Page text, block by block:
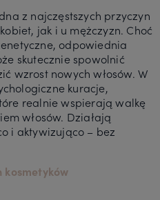
z najczęstszych przyczyn
jak i u mężczyzn. Choć
odpowiednia
skutecznie spowolnić
wzrost nowych włosów. W
kuracje,
realnie wspierają walkę
włosów. Działają
i aktywizująco – bez
kosmetyków